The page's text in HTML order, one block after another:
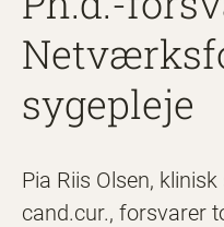
sygepleje
Pia Riis Olsen,
cand.cur., forsvarer